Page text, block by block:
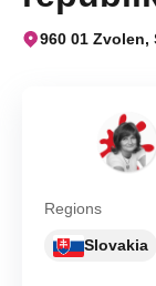
960 01 Zvolen,
Regions
Slovakia